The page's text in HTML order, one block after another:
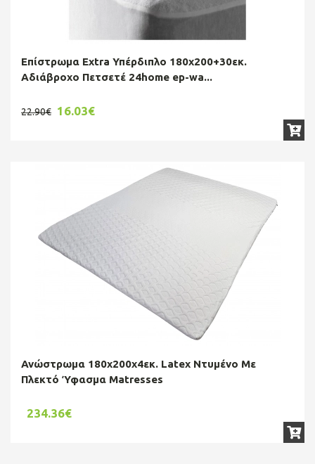
Επίστρωμα Extra Υπέρδιπλο 180χ200+30εκ.
Αδιάβροχο Πετσετέ 24home ep-wa...
22.90€ 16.03€
Ανώστρωμα 180x200x4εκ. Latex Ντυμένο Με
Πλεκτό Ύφασμα Matresses
234.36€